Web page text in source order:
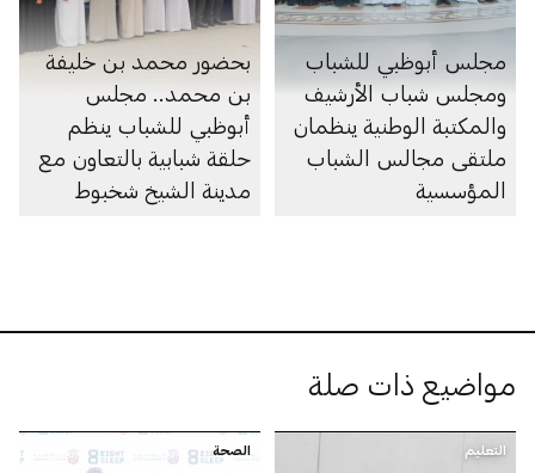
مجلس أبوظبي للشباب
ومجلس شباب الأرشيف
والمكتبة الوطنية ينظمان
ملتقى مجالس الشباب
المؤسسية
بحضور محمد بن خليفة
بن محمد.. مجلس
أبوظبي للشباب ينظم
حلقة شبابية بالتعاون مع
مدينة الشيخ شخبوط
مواضيع ذات صلة
التعليم الصحة